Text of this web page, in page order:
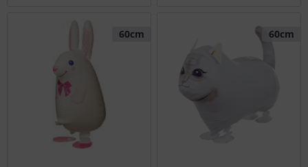
60cm 60cm